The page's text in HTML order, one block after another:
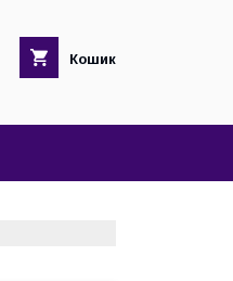
Кошик